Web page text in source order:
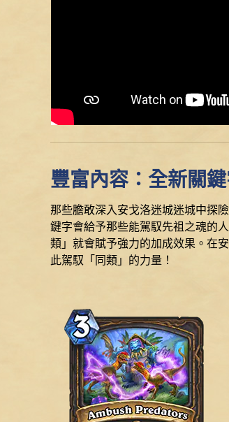
豐富內容：全新關
那些膽敢深入安戈洛迷城迷城中探
鍵字會給予那些能駕馭先祖之魂的
類」就會賦予強力的加成效果。在
此駕馭「同類」的力量！